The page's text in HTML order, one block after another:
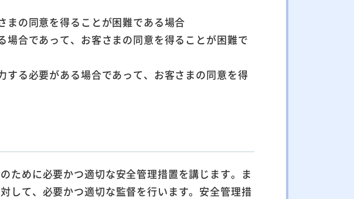
まの同意を得ることが困難である場合
合であって、お客さまの同意を得ることが困難で
る必要がある場合であって、お客さまの同意を得
ために必要かつ適切な安全管理措置を講じます。ま
して、必要かつ適切な監督を行います。安全管理措